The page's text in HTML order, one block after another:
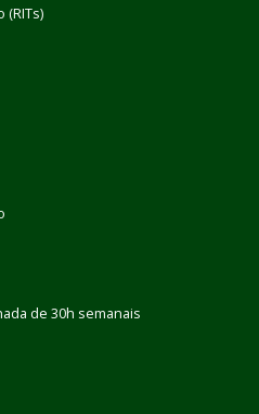
(RITs)
de 30h semanais